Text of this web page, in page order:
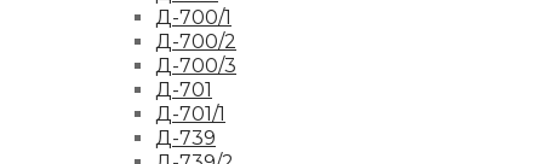
Д-700/1
Д-700/2
Д-700/3
Д-701
Д-701/1
Д-739